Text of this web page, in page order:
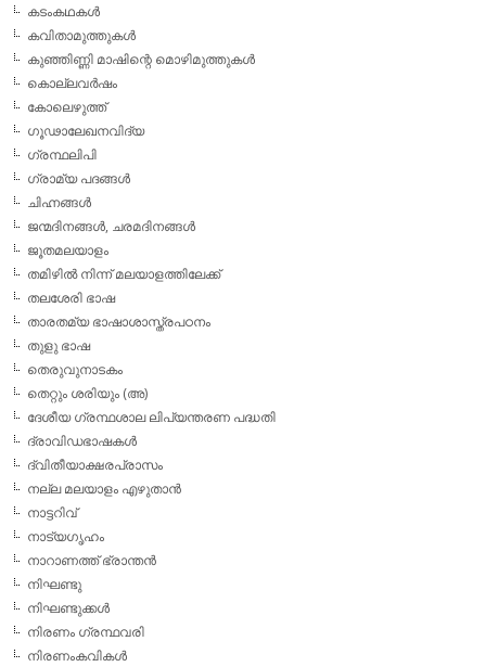
കടംകഥകള്‍
കവിതാമുത്തുകള്‍
കുഞ്ഞിണ്ണി മാഷിന്റെ മൊഴിമുത്തുകള്‍
കൊല്ലവര്‍ഷം
കോലെഴുത്ത്
ഗൂഢാലേഖനവിദ്യ
ഗ്രന്ഥലിപി
ഗ്രാമ്യ പദങ്ങള്‍
ചിഹ്നങ്ങള്‍
ജന്മദിനങ്ങള്‍, ചരമദിനങ്ങള്‍
ജൂതമലയാളം
തമിഴില്‍ നിന്ന് മലയാളത്തിലേക്ക്
തലശേരി ഭാഷ
താരതമ്യ ഭാഷാശാസ്ത്രപഠനം
തുളു ഭാഷ
തെരുവുനാടകം
തെറ്റും ശരിയും (അ)
ദേശീയ ഗ്രന്ഥശാല ലിപ്യന്തരണ പദ്ധതി
ദ്രാവിഡഭാഷകള്‍
ദ്വിതീയാക്ഷരപ്രാസം
നല്ല മലയാളം എഴുതാന്‍
നാട്ടറിവ്
നാട്യഗൃഹം
നാറാണത്ത് ഭ്രാന്തന്‍
നിഘണ്ടു
നിഘണ്ടുക്കള്‍
നിരണം ഗ്രന്ഥവരി
നിരണംകവികള്‍